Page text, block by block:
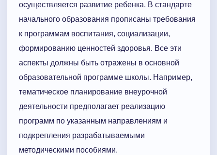
осуществляется развитие ребенка. В стандарте
начального образования прописаны требования
к программам воспитания, социализации,
формированию ценностей здоровья. Все эти
аспекты должны быть отражены в основной
образовательной программе школы. Например,
тематическое планирование внеурочной
деятельности предполагает реализацию
программ по указанным направлениям и
подкрепления разрабатываемыми
методическими пособиями.